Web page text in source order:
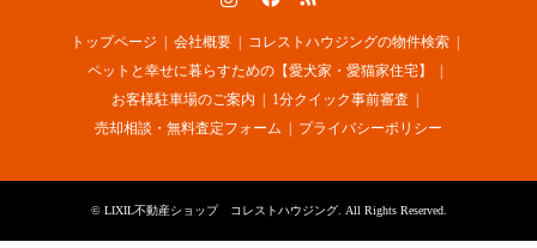
トップページ 会社概要
コレストハウジングの物件検索
ペットと幸せに暮らすための【愛犬家・愛猫家住宅】
お客様駐車場のご案内
1分クイック事前審査
売却相談・無料査定フォーム
プライバシーポリシー
© LIXIL不動産ショップ コレストハウジング. All Rights Reserved.